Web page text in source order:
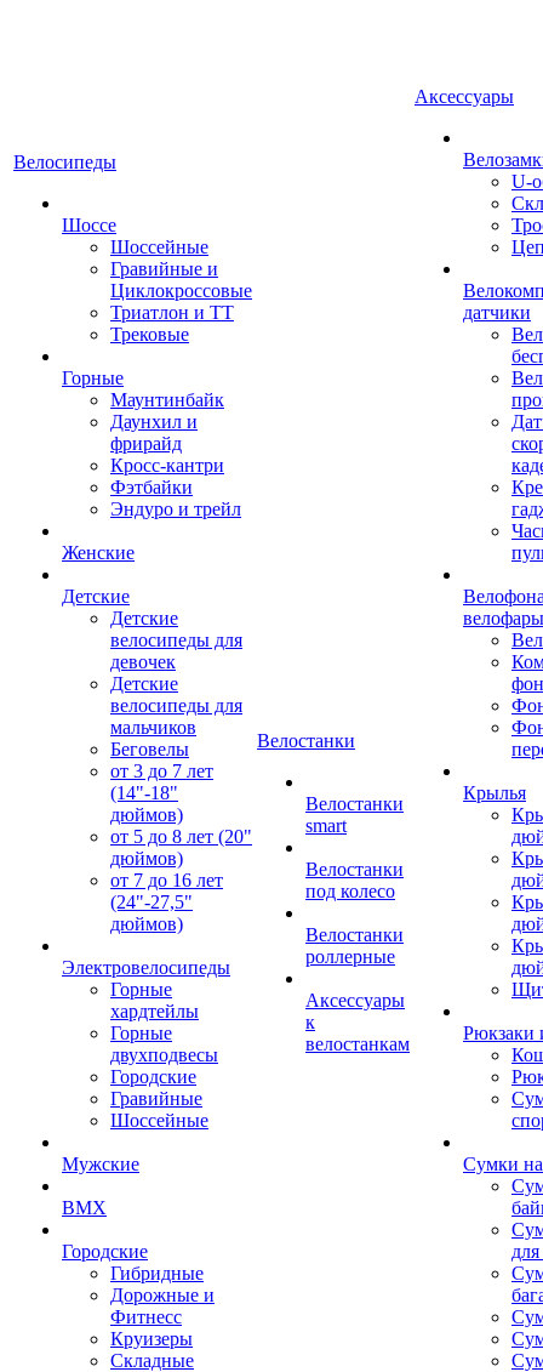
Велосипеды
Шоссе
Шоссейные
Гравийные и
Циклокроссовые
Триатлон и ТТ
Трековые
Горные
Маунтинбайк
Даунхил и
фрирайд
Кросс-кантри
Фэтбайки
Эндуро и трейл
Женские
Детские
Детские
велосипеды для
девочек
Детские
велосипеды для
мальчиков
Беговелы
от 3 до 7 лет
(14"-18"
дюймов)
от 5 до 8 лет (20"
дюймов)
от 7 до 16 лет
(24"-27,5"
дюймов)
Электровелосипеды
Горные
хардтейлы
Горные
двухподвесы
Городские
Гравийные
Шоссейные
Мужские
BMX
Городские
Гибридные
Дорожные и
Фитнесс
Круизеры
Складные
Велостанки
Велостанки
smart
Велостанки
под колесо
Велостанки
роллерные
Аксессуары
к
велостанкам
Аксессуары
U-
датчики
велофары
Крылья
Рюкзаки
Сумки